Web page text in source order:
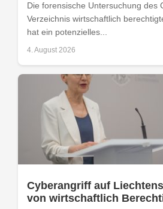
Die forensische Untersuchung des
Verzeichnis wirtschaftlich
hat ein potenzielles...
4. August 2026
Cyberangriff auf
von wirtschaftlich